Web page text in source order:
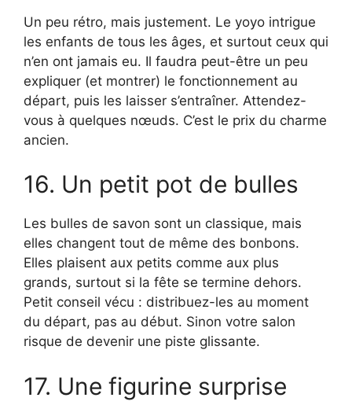
Un peu rétro, mais justement. Le yoyo intrigue
les enfants de tous les âges, et surtout ceux qui
n’en ont jamais eu. Il faudra peut-être un peu
expliquer (et montrer) le fonctionnement au
départ, puis les laisser s’entraîner. Attendez-
vous à quelques nœuds. C’est le prix du charme
ancien.
16. Un petit pot de bulles
Les bulles de savon sont un classique, mais
elles changent tout de même des bonbons.
Elles plaisent aux petits comme aux plus
grands, surtout si la fête se termine dehors.
Petit conseil vécu : distribuez-les au moment
du départ, pas au début. Sinon votre salon
risque de devenir une piste glissante.
17. Une figurine surprise